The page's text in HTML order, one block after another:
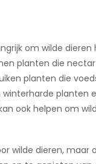
om wilde dieren
planten die nectar
planten die
planten
ook helpen om
wilde dieren, maar